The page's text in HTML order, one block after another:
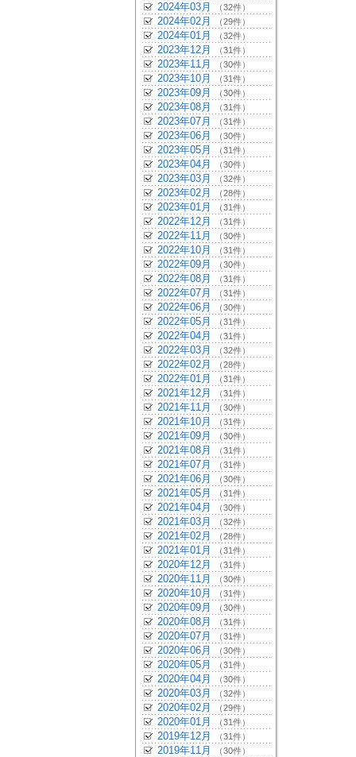
2024年03月 （32件）
2024年02月 （29件）
2024年01月 （32件）
2023年12月 （31件）
2023年11月 （30件）
2023年10月 （31件）
2023年09月 （30件）
2023年08月 （31件）
2023年07月 （31件）
2023年06月 （30件）
2023年05月 （31件）
2023年04月 （30件）
2023年03月 （32件）
2023年02月 （28件）
2023年01月 （31件）
2022年12月 （31件）
2022年11月 （30件）
2022年10月 （31件）
2022年09月 （30件）
2022年08月 （31件）
2022年07月 （31件）
2022年06月 （30件）
2022年05月 （31件）
2022年04月 （31件）
2022年03月 （32件）
2022年02月 （28件）
2022年01月 （31件）
2021年12月 （31件）
2021年11月 （30件）
2021年10月 （31件）
2021年09月 （30件）
2021年08月 （31件）
2021年07月 （31件）
2021年06月 （30件）
2021年05月 （31件）
2021年04月 （30件）
2021年03月 （32件）
2021年02月 （28件）
2021年01月 （31件）
2020年12月 （31件）
2020年11月 （30件）
2020年10月 （31件）
2020年09月 （30件）
2020年08月 （31件）
2020年07月 （31件）
2020年06月 （30件）
2020年05月 （31件）
2020年04月 （30件）
2020年03月 （32件）
2020年02月 （29件）
2020年01月 （31件）
2019年12月 （31件）
2019年11月 （30件）